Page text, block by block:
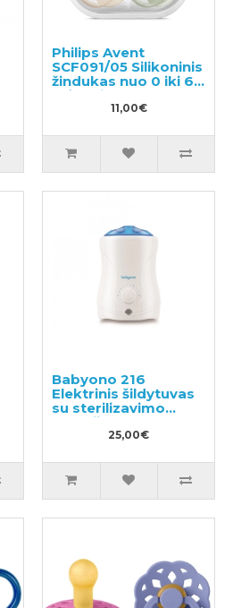
Philips Avent
SCF091/05 Silikoninis
žindukas nuo 0 iki 6
mėnesių, 2vnt
11,00€
Babyono 216
Elektrinis šildytuvas
su sterilizavimo
funkcija
25,00€